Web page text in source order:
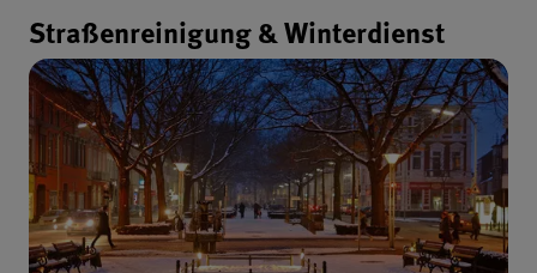
Straßenreinigung & Winterdienst